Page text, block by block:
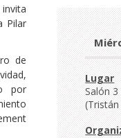
Día
y
hora
Lugar
Salón
Pilar
de
por